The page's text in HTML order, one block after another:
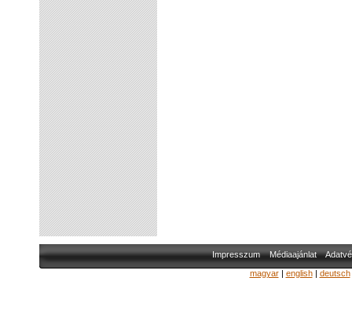
Impresszum Médiaajánlat
magyar| english| deutsch